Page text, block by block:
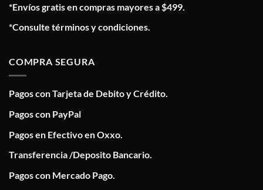
*Envíos gratis en compras mayores a $499.
*Consulte términos y condiciones.
COMPRA SEGURA
Pagos con Tarjeta de Debito y Crédito.
Pagos con PayPal
Pagos en Efectivo en Oxxo.
Transferencia /Deposito Bancario.
Pagos con Mercado Pago.